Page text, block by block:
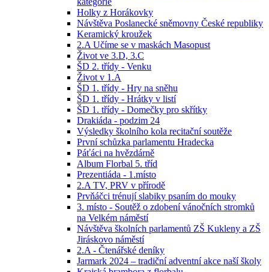
Holky z Horákovky
Návštěva Poslanecké sněmovny České republiky
Keramický kroužek
2.A Učíme se v maskách Masopust
Život ve 3.D, 3.C
ŠD 2. třídy - Venku
Život v 1.A
ŠD 1. třídy - Hry na sněhu
ŠD 1. třídy - Hrátky v listí
ŠD 1. třídy - Domečky pro skřítky
Drakiáda - podzim 24
Výsledky školního kola recitační soutěže
První schůzka parlamentu Hradecka
Páťáci na hvězdárně
Album Florbal 5. tříd
Prezentiáda - 1.místo
2.A TV, PRV v přírodě
Prvňáčci trénují slabiky psaním do mouky
3. místo - Soutěž o zdobení vánočních stromků
na Velkém náměstí
Návštěva školních parlamentů ZŠ Kukleny a ZŠ
Jiráskovo náměstí
2.A - Čtenářské deníky
Jarmark 2024 – tradiční adventní akce naší školy